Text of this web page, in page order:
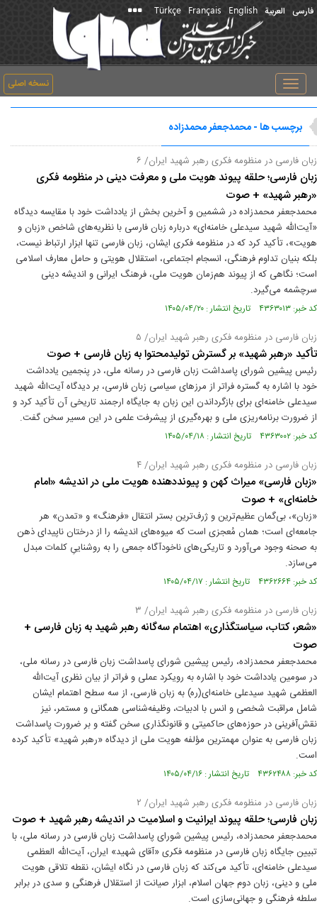
فارسی العربیة English
Français
Türkçe
نسخه اصلی
Toggle
navigation
برچسب ها - محمدجعفر محمدزاده
زبان فارسی در منظومه فکری رهبر شهید ایران/ ۶
زبان فارسی؛ حلقه پیوند هویت ملی و معرفت دینی در منظومه فکری
«رهبر شهید» + صوت
محمدجعفر محمدزاده در ششمین و آخرین بخش از یادداشت خود با مقایسه دیدگاه
«آیت‌الله شهید سیدعلی خامنه‌ای» درباره زبان فارسی با نظریه‌های شاخص «زبان و
هویت»، تأکید کرد که در منظومه فکری ایشان، زبان فارسی تنها ابزار ارتباط نیست،
بلکه بنیان تداوم فرهنگی، انسجام اجتماعی، استقلال هویتی و حامل معارف اسلامی
است؛ نگاهی که از پیوند هم‌زمان هویت ملی، فرهنگ ایرانی و اندیشه دینی
سرچشمه می‌گیرد.
کد خبر: ۴۳۶۳۰۱۳ تاریخ انتشار : ۱۴۰۵/۰۴/۲۰
زبان فارسی در منظومه فکری رهبر شهید ایران/ ۵
تأکید «رهبر شهید» بر گسترش تولیدمحتوا به زبان فارسی + صوت
رئیس پیشین شورای پاسداشت زبان فارسی در رسانه ملی، در پنجمین یادداشت
خود با اشاره به گستره فراتر از مرزهای سیاسی زبان فارسی، بر دیدگاه آیت‌الله شهید
سیدعلی خامنه‌ای برای بازگرداندن این زبان به جایگاه ارجمند تاریخی آن تأکید کرد و
از ضرورت برنامه‌ریزی ملی و بهره‌گیری از پیشرفت علمی در این مسیر سخن گفت.
کد خبر: ۴۳۶۳۰۰۲ تاریخ انتشار : ۱۴۰۵/۰۴/۱۸
زبان فارسی در منظومه فکری رهبر شهید ایران/ ۴
«زبان فارسی» میراث کهن و پیونددهنده هویت ملی در اندیشه «امام
خامنه‌ای» + صوت
«زبان»، بی‌گمان عظیم‌ترین و ژرف‌ترین بستر انتقال «فرهنگ» و «تمدن» هر
جامعه‌ای است؛ همان مُعجزی است که میوه‌های اندیشه را از درختان ناپیدای ذهن
به صحنه وجود می‌آورد و تاریکی‌های ناخودآگاه جمعی را به روشناییِ کلمات مبدل
می‌سازد.
کد خبر: ۴۳۶۲۶۶۴ تاریخ انتشار : ۱۴۰۵/۰۴/۱۷
زبان فارسی در منظومه فکری رهبر شهید ایران/ ۳
«شعر، کتاب، سیاستگذاری» اهتمام سه‌گانه رهبر شهید به زبان فارسی +
صوت
محمدجعفر محمدزاده، رئیس پیشین شورای پاسداشت زبان فارسی در رسانه ملی،
در سومین یادداشت خود با اشاره به رویکرد عملی و فراتر از بیان نظری آیت‌الله
العظمی شهید سیدعلی خامنه‌ای(ره) به زبان فارسی، از سه سطح اهتمام ایشان
شامل مراقبت شخصی و انس با ادبیات، وظیفه‌شناسی همگانی و مستمر، نیز
نقش‌آفرینی در حوزه‌های حاکمیتی و قانونگذاری سخن گفته و بر ضرورت پاسداشت
زبان فارسی به عنوان مهمترین مؤلفه هویت ملی از دیدگاه «رهبر شهید» تأکید کرده
است.
کد خبر: ۴۳۶۲۴۸۸ تاریخ انتشار : ۱۴۰۵/۰۴/۱۶
زبان فارسی در منظومه فکری رهبر شهید ایران/ ۲
زبان فارسی؛ حلقه پیوند ایرانیت و اسلامیت در اندیشه رهبر شهید + صوت
محمدجعفر محمدزاده، رئیس پیشین شورای پاسداشت زبان فارسی در رسانه ملی، با
تبیین جایگاه زبان فارسی در منظومه فکری «آقای شهید» ایران، آیت‌الله العظمی
سیدعلی خامنه‌ای، تأکید می‌کند که زبان فارسی در نگاه ایشان، نقطه تلاقی هویت
ملی و دینی، زبان دوم جهان اسلام، ابزار صیانت از استقلال فرهنگی و سدی در برابر
سلطه فرهنگی و جهانی‌سازی است.